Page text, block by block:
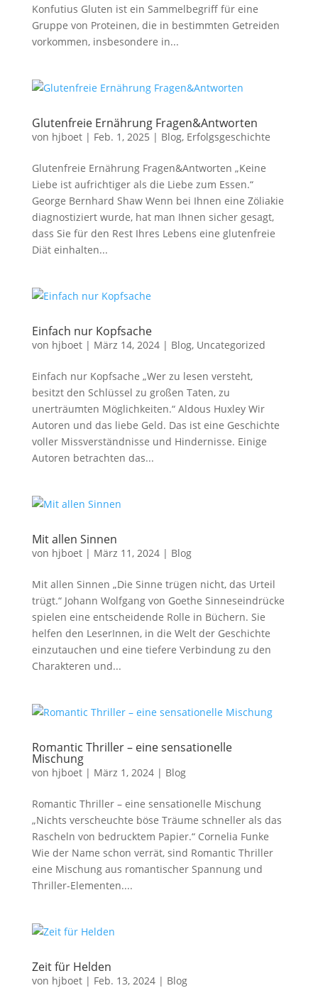
Konfutius Gluten ist ein Sammelbegriff für eine
Gruppe von Proteinen, die in bestimmten Getreiden
vorkommen, insbesondere in...
Glutenfreie Ernährung Fragen&Antworten
von hjboet| Feb. 1, 2025 | Blog, Erfolgsgeschichte
Glutenfreie Ernährung Fragen&Antworten „Keine
Liebe ist aufrichtiger als die Liebe zum Essen.“
George Bernhard Shaw Wenn bei Ihnen eine Zöliakie
diagnostiziert wurde, hat man Ihnen sicher gesagt,
dass Sie für den Rest Ihres Lebens eine glutenfreie
Diät einhalten...
Einfach nur Kopfsache
von hjboet| März 14, 2024| Blog, Uncategorized
Einfach nur Kopfsache „Wer zu lesen versteht,
besitzt den Schlüssel zu großen Taten, zu
unerträumten Möglichkeiten.“ Aldous Huxley Wir
Autoren und das liebe Geld. Das ist eine Geschichte
voller Missverständnisse und Hindernisse. Einige
Autoren betrachten das...
Mit allen Sinnen
von hjboet| März 11, 2024| Blog
Mit allen Sinnen „Die Sinne trügen nicht, das Urteil
trügt.“ Johann Wolfgang von Goethe Sinneseindrücke
spielen eine entscheidende Rolle in Büchern. Sie
helfen den LeserInnen, in die Welt der Geschichte
einzutauchen und eine tiefere Verbindung zu den
Charakteren und...
Romantic Thriller – eine sensationelle
Mischung
von hjboet| März 1, 2024| Blog
Romantic Thriller – eine sensationelle Mischung
„Nichts verscheuchte böse Träume schneller als das
Rascheln von bedrucktem Papier.“ Cornelia Funke
Wie der Name schon verrät, sind Romantic Thriller
eine Mischung aus romantischer Spannung und
Thriller-Elementen....
Zeit für Helden
von hjboet| Feb. 13, 2024| Blog